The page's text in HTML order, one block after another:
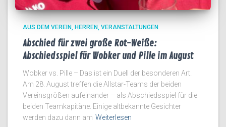
AUS DEM VEREIN HERREN VERANSTALTUNGEN
Abschied für zwei große Rot-Weiße:
Abschiedsspiel für Wobker und Pille im August
Wobker vs. Pille – Das ist ein Duell der besonderen Art.
Am 28. August treffen die Allstar-Teams der beiden
Vereinsgrößen aufeinander – als Abschiedsspiel für die
beiden Teamkapitäne. Einige altbekannte Gesichter
werden dazu dann am Weiterlesen